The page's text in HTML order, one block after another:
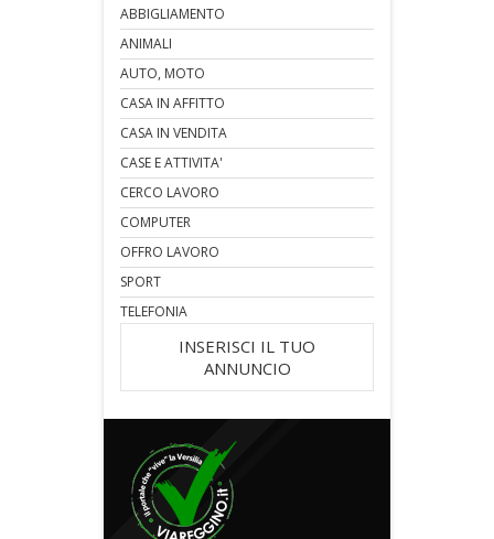
ABBIGLIAMENTO
ANIMALI
AUTO, MOTO
CASA IN AFFITTO
CASA IN VENDITA
CASE E ATTIVITA'
CERCO LAVORO
COMPUTER
OFFRO LAVORO
SPORT
TELEFONIA
INSERISCI IL TUO
ANNUNCIO